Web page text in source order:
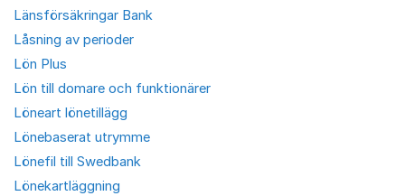
Länsförsäkringar Bank
Låsning av perioder
Lön Plus
Lön till domare och funktionärer
Löneart lönetillägg
Lönebaserat utrymme
Lönefil till Swedbank
Lönekartläggning